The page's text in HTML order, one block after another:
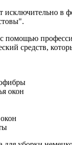
исключительно в
помощью
средств,
окон